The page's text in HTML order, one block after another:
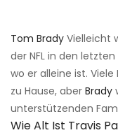
Tom Brady Vielleicht
der NFL in den
wo er alleine ist.
zu Hause, aber Brady
unterstützenden
Wie Alt Ist Travis